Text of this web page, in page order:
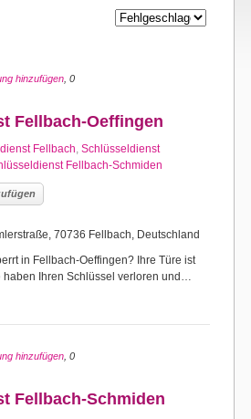
hinzufügen , 0
Fellbach-Oeffingen
Fellbach, Schlüsseldienst
Fellbach-Schmiden
70736 Fellbach, Deutschland
in Fellbach-Oeffingen? Ihre Türe ist
haben Ihren Schlüssel verloren und…
hinzufügen , 0
Fellbach-Schmiden